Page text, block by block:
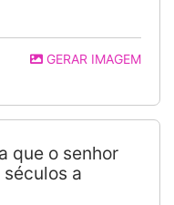
GERAR IMAGEM
que o senhor
a